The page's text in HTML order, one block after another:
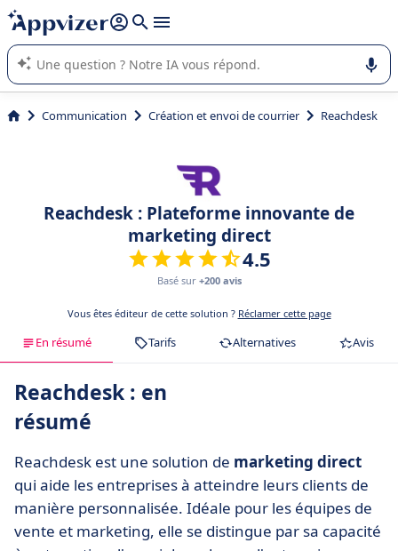
répondre (plusieurs lignes avec
L'IA de Appvizer vous guide dans l'utilisation ou la sélection de
logiciel SaaS en entreprise.
Communication Création et envoi de courrier Reachdesk
Reachdesk : Plateforme innovante de
marketing direct
4.5
Basé sur +200 avis
Vous êtes éditeur de cette solution ? Réclamer cette page
En résumé Tarifs Alternatives Avis
Reachdesk : en
résumé
Reachdesk est une solution de marketing direct
qui aide les entreprises à atteindre leurs clients de
manière personnalisée. Idéale pour les équipes de
vente et marketing, elle se distingue par sa capacité